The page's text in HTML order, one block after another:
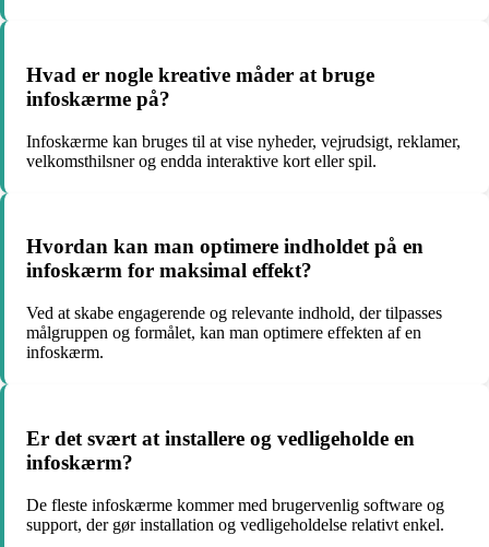
Hvad er nogle kreative måder at bruge
infoskærme på?
Infoskærme kan bruges til at vise nyheder, vejrudsigt, reklamer,
velkomsthilsner og endda interaktive kort eller spil.
Hvordan kan man optimere indholdet på en
infoskærm for maksimal effekt?
Ved at skabe engagerende og relevante indhold, der tilpasses
målgruppen og formålet, kan man optimere effekten af en
infoskærm.
Er det svært at installere og vedligeholde en
infoskærm?
De fleste infoskærme kommer med brugervenlig software og
support, der gør installation og vedligeholdelse relativt enkel.